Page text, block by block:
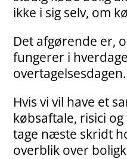
ikke i sig selv, om
Det afgørende er,
fungerer i
overtagelsesdagen.
Hvis vi vil have et
købsaftale, risici
tage næste skridt
overblik over